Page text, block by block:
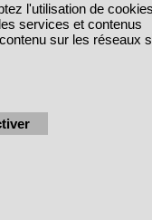
l'utilisation de
services et contenus
sur les réseaux